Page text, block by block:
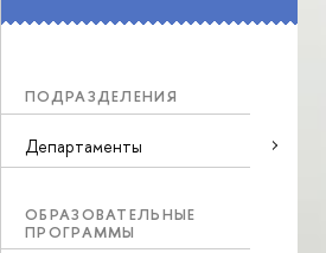
ПОДРАЗДЕЛЕНИЯ
Департаменты
ОБРАЗОВАТЕЛЬНЫЕ
ПРОГРАММЫ